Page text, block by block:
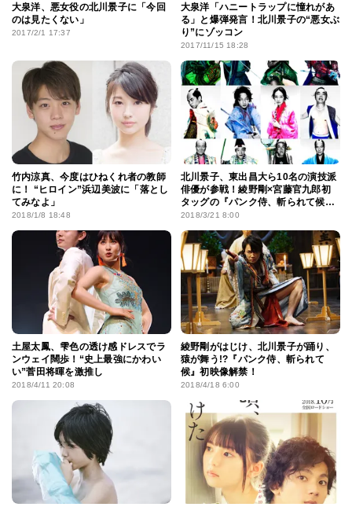
大泉洋、悪女役の北川景子に「今回
のは見たくない」
2017/2/1 17:37
大泉洋「ハニートラップに憧れがあ
る」と爆弾発言！北川景子の“悪女ぶ
り”にゾッコン
2017/11/15 18:28
竹内涼真、今度はひねくれ者の教師
に！ “ヒロイン”浜辺美波に「落とし
てみなよ」
2018/1/8 18:48
北川景子、東出昌大ら10名の演技派
俳優が参戦！綾野剛×宮藤官九郎初
タッグの『パンク侍、斬られて候』
鮮烈なイメージビジュアルも
2018/3/21 8:00
土屋太鳳、雫色の透け感ドレスでラ
ンウェイ闊歩！“史上最強にかわい
い”菅田将暉を激推し
2018/4/11 20:08
綾野剛がはじけ、北川景子が踊り、
猿が舞う!?『パンク侍、斬られて
候』初映像解禁！
2018/4/18 6:00